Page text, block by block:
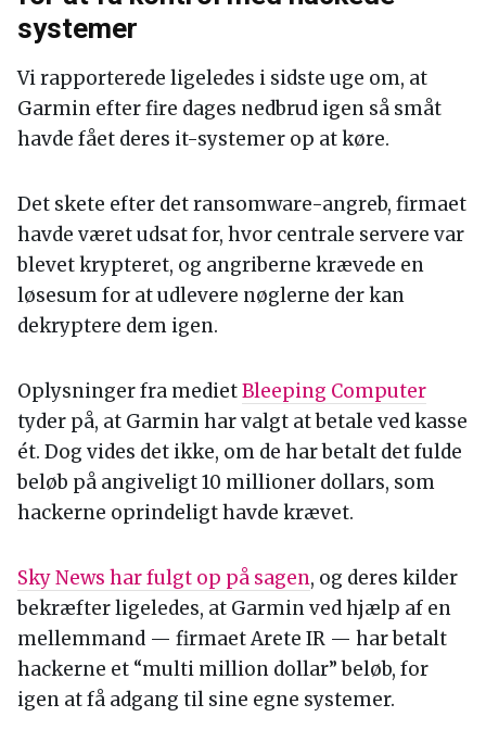
systemer
Vi rapporterede ligeledes i sidste uge om, at
Garmin efter fire dages nedbrud igen så småt
havde fået deres it-systemer op at køre.
Det skete efter det ransomware-angreb, firmaet
havde været udsat for, hvor centrale servere var
blevet krypteret, og angriberne krævede en
løsesum for at udlevere nøglerne der kan
dekryptere dem igen.
Oplysninger fra medietBleeping Computer
tyder på, at Garmin har valgt at betale ved kasse
ét. Dog vides det ikke, om de har betalt det fulde
beløb på angiveligt 10 millioner dollars, som
hackerne oprindeligt havde krævet.
Sky News har fulgt op på sagen, og deres kilder
bekræfter ligeledes, at Garmin ved hjælp af en
mellemmand — firmaet Arete IR — har betalt
hackerne et “multi million dollar” beløb, for
igen at få adgang til sine egne systemer.